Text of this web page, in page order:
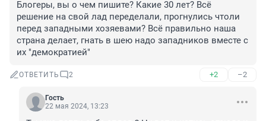
Блогеры, вы о чем пишите? Какие 30 лет? Всё
решение на свой лад переделали, прогнулись чтоли
перед западными хозяевами? Всё правильно наша
страна делает, гнать в шею надо западников вместе с
их "демократией"
ОТВЕТИТЬ 2 +2 –2
Гость
22 мая 2024, 13:23